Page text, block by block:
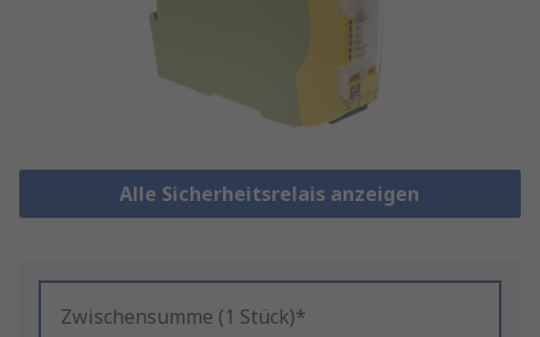
Alle Sicherheitsrelais anzeigen
Zwischensumme (1 Stück)*